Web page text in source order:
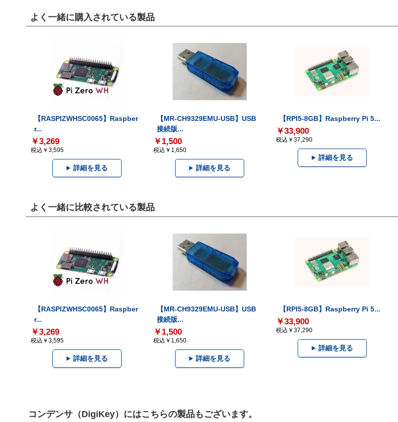
よく一緒に購入されている製品
【RASPIZWHSC0065】Raspber
r...
￥3,269
税込￥3,595
詳細を見る
【MR-CH9329EMU-USB】USB
接続版...
￥1,500
税込￥1,650
詳細を見る
【RPI5-8GB】Raspberry Pi 5...
￥33,900
税込￥37,290
詳細を見る
よく一緒に比較されている製品
【RASPIZWHSC0065】Raspber
r...
￥3,269
税込￥3,595
詳細を見る
【MR-CH9329EMU-USB】USB
接続版...
￥1,500
税込￥1,650
詳細を見る
【RPI5-8GB】Raspberry Pi 5...
￥33,900
税込￥37,290
詳細を見る
コンデンサ（DigiKey）にはこちらの製品もございます。